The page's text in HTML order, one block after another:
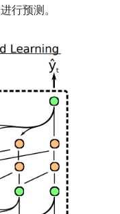
进行预测。